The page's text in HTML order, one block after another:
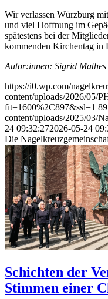
Wir verlassen Würzburg
und viel Hoffnung im
spätestens bei der
kommenden Kirchentag in
Autor:innen: Sigrid
https://i0.wp.com/
content/uploads/2026/05/
fit=1600%2C897&ssl=1
content/uploads/2025/03/
24 09:32:272026-05-24
Die
Schichten der
Stimmen einer